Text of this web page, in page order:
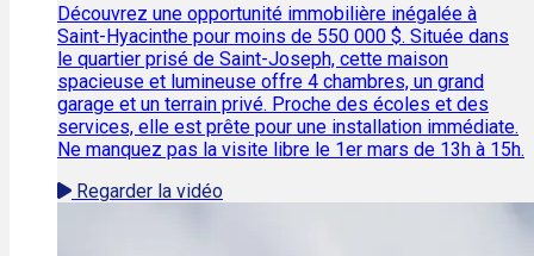
Découvrez une opportunité immobilière inégalée à
Saint-Hyacinthe pour moins de 550 000 $. Située dans
le quartier prisé de Saint-Joseph, cette maison
spacieuse et lumineuse offre 4 chambres, un grand
garage et un terrain privé. Proche des écoles et des
services, elle est prête pour une installation immédiate.
Ne manquez pas la visite libre le 1er mars de 13h à 15h.
Regarder la vidéo